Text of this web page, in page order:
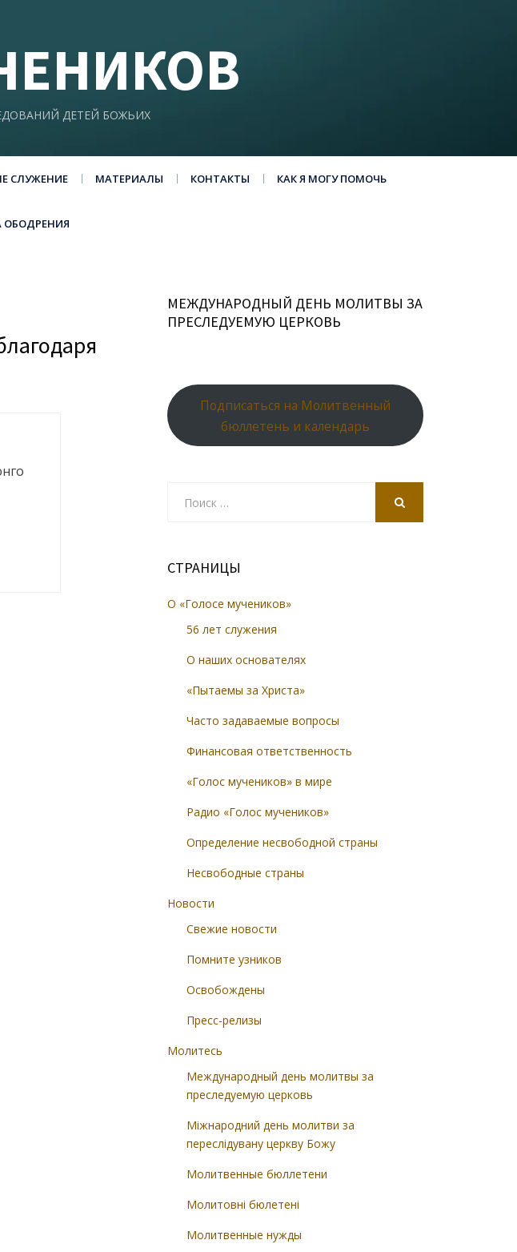
ДЕТЕЙ БОЖЬИХ
СЛУЖЕНИЕ МАТЕРИАЛЫ КОНТАКТЫ КАК Я МОГУ ПОМОЧЬ
ОБОДРЕНИЯ
МЕЖДУНАРОДНЫЙ ДЕНЬ МОЛИТВЫ ЗА
ПРЕСЛЕДУЕМУЮ ЦЕРКОВЬ
Подписаться на Молитвенный
бюллетень и календарь
СТРАНИЦЫ
О «Голосе мучеников»
56 лет служения
О наших основателях
«Пытаемы за Христа»
Часто задаваемые вопросы
Финансовая ответственность
«Голос мучеников» в мире
Радио «Голос мучеников»
Определение несвободной страны
Несвободные страны
Новости
Свежие новости
Помните узников
Освобождены
Пресс-релизы
Молитесь
Международный день молитвы за
преследуемую церковь
Міжнародний день молитви за
переслідувану церкву Божу
Молитвенные бюллетени
Молитовні бюлетені
Молитвенные нужды